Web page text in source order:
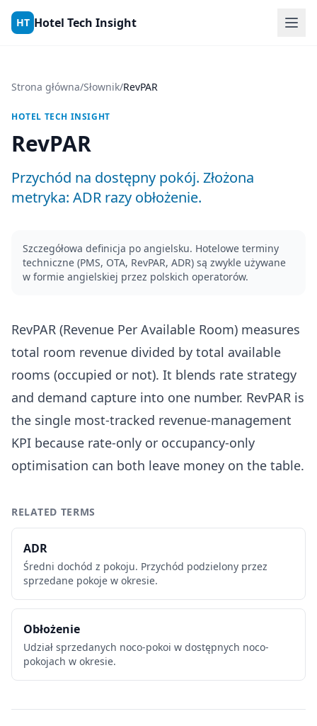
Skip to content
HT Hotel Tech Insight
Strona główna/Słownik/RevPAR
HOTEL TECH INSIGHT
RevPAR
Przychód na dostępny pokój. Złożona
metryka: ADR razy obłożenie.
Szczegółowa definicja po angielsku. Hotelowe terminy
techniczne (PMS, OTA, RevPAR, ADR) są zwykle używane
w formie angielskiej przez polskich operatorów.
RevPAR (Revenue Per Available Room) measures
total room revenue divided by total available
rooms (occupied or not). It blends rate strategy
and demand capture into one number. RevPAR is
the single most-tracked revenue-management
KPI because rate-only or occupancy-only
optimisation can both leave money on the table.
RELATED TERMS
ADR
Średni dochód z pokoju. Przychód podzielony przez
sprzedane pokoje w okresie.
Obłożenie
Udział sprzedanych noco-pokoi w dostępnych noco-
pokojach w okresie.